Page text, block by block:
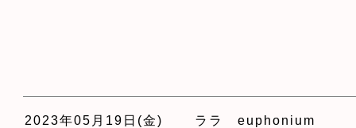
2023年05月19日(金) ララ euphonium